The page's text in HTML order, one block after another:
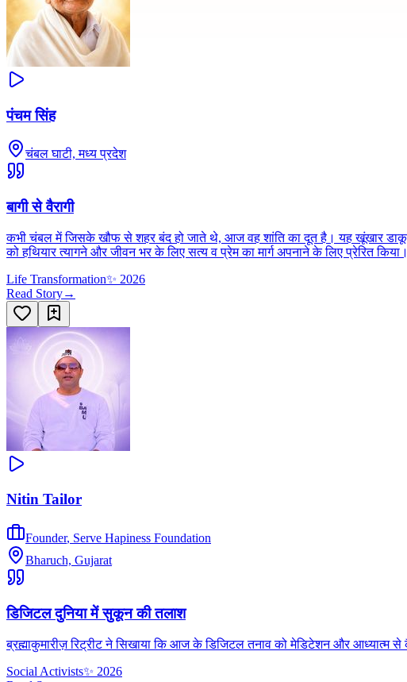
पंचम सिंह
चंबल घाटी, मध्य प्रदेश
बागी से वैरागी
कभी चंबल में जिसके खौफ से शहर बंद हो जाते थे, आज वह शांति का दूत है। यह खूंखार डाकू
को हथियार त्यागने और जीवन भर के लिए सत्य व प्रेम का मार्ग अपनाने के लिए प्रेरित किया।
Life Transformation✨ 2026
Read Story→
Nitin Tailor
Founder, Serve Hapiness Foundation
Bharuch, Gujarat
डिजिटल दुनिया में सुकून की तलाश
ब्रह्माकुमारीज़ रिट्रीट ने सिखाया कि आज के डिजिटल तनाव को मेडिटेशन और आध्यात्म
Social Activists✨ 2026